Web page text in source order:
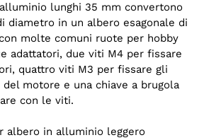
lunghi 35 mm convertono
diametro in un albero esagonale di
molte comuni ruote per hobby
adattatori, due viti M4 per fissare
quattro viti M3 per fissare gli
motore e una chiave a brugola
con le viti.
albero in alluminio leggero